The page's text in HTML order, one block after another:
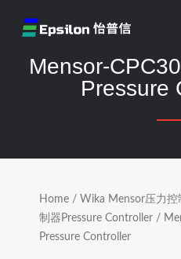
Mensor-
Pressure
Home / Wika Mensor压力控
制器Pressure Controller /
Pressure Controller